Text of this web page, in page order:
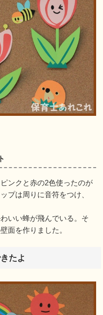
ンクと赤の2色使ったのが
プは周りに音符をつけ、
いい蜂が飛んでいる。そ
面を作りました。
たよ